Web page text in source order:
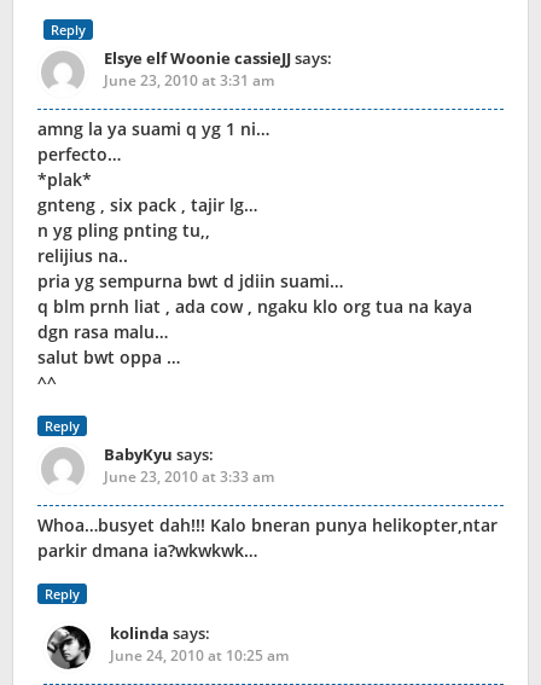
Reply
Elsye elf Woonie cassieJJsays:
June 23, 2010 at 3:31 am
amng la ya suami q yg 1 ni…
perfecto…
*plak*
gnteng , six pack , tajir lg…
n yg pling pnting tu,,
relijius na..
pria yg sempurna bwt d jdiin suami…
q blm prnh liat , ada cow , ngaku klo org tua na kaya
dgn rasa malu…
salut bwt oppa …
^^
Reply
BabyKyu says:
June 23, 2010 at 3:33 am
Whoa…busyet dah!!! Kalo bneran punya helikopter,ntar
parkir dmana ia?wkwkwk…
Reply
kolinda says:
June 24, 2010 at 10:25 am